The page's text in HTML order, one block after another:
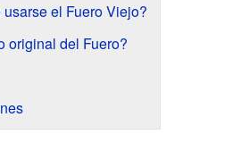
el Fuero Viejo?
original del Fuero?